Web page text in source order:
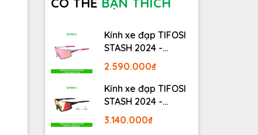
Kính xe đạp TIFOSI
STASH 2024 -
STASH, RACE PINK
2.590.000₫
Kính xe đạp TIFOSI
STASH 2024 -
MATTE GUNMETAL
3.140.000₫